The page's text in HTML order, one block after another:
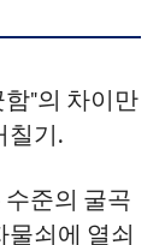
함"의 차이만
기.
준의 굴곡
쇠에 열쇠